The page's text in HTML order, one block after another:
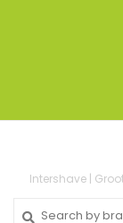
Intershave |